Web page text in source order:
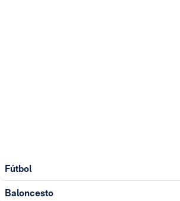
Fútbol
Baloncesto